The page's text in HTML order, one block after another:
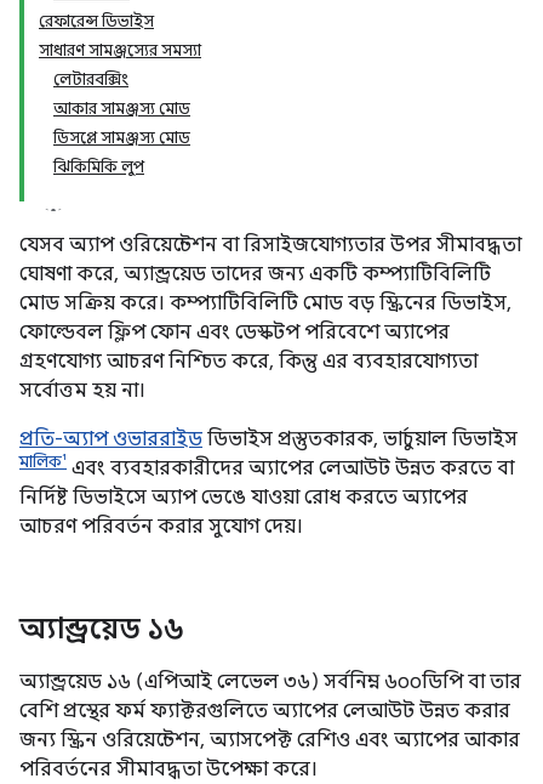
রেফারেন্স ডিভাইস
সাধারণ সামঞ্জস্যের সমস্যা
লেটারবক্সিং
আকার সামঞ্জস্য মোড
ডিসপ্লে সামঞ্জস্য মোড
ঝিকিমিকি লুপ
যেসব অ্যাপ ওরিয়েন্টেশন বা রিসাইজযোগ্যতার উপর সীমাবদ্ধতা
ঘোষণা করে, অ্যান্ড্রয়েড তাদের জন্য একটি কম্প্যাটিবিলিটি
মোড সক্রিয় করে। কম্প্যাটিবিলিটি মোড বড় স্ক্রিনের ডিভাইস,
ফোল্ডেবল ফ্লিপ ফোন এবং ডেস্কটপ পরিবেশে অ্যাপের
গ্রহণযোগ্য আচরণ নিশ্চিত করে, কিন্তু এর ব্যবহারযোগ্যতা
সর্বোত্তম হয় না।
প্রতি-অ্যাপ ওভাররাইড ডিভাইস প্রস্তুতকারক, ভার্চুয়াল ডিভাইস
মালিক¹ এবং ব্যবহারকারীদের অ্যাপের লেআউট উন্নত করতে বা
নির্দিষ্ট ডিভাইসে অ্যাপ ভেঙে যাওয়া রোধ করতে অ্যাপের
আচরণ পরিবর্তন করার সুযোগ দেয়।
অ্যান্ড্রয়েড ১৬
অ্যান্ড্রয়েড ১৬ (এপিআই লেভেল ৩৬) সর্বনিম্ন ৬০০ডিপি বা তার
বেশি প্রস্থের ফর্ম ফ্যাক্টরগুলিতে অ্যাপের লেআউট উন্নত করার
জন্য স্ক্রিন ওরিয়েন্টেশন, অ্যাসপেক্ট রেশিও এবং অ্যাপের আকার
পরিবর্তনের সীমাবদ্ধতা উপেক্ষা করে।